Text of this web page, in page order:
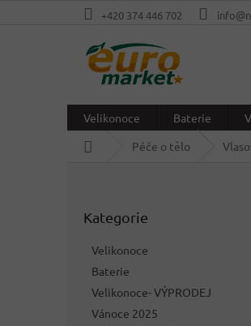
+420 374 446 702
Velikonoce Baterie
Péče o tělo
kategorie
Kategorie
Velikonoce
Baterie
Velikonoce- VÝPRODEJ
Vánoce 2025